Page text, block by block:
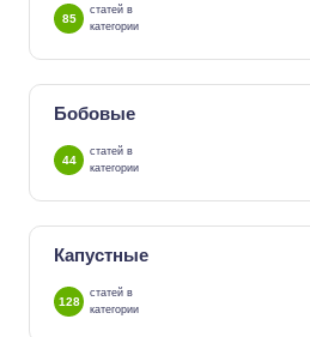
85
статей в
категории
Бобовые
44
статей в
категории
Капустные
128
статей в
категории